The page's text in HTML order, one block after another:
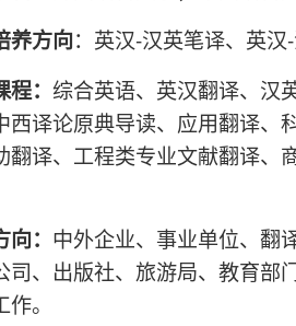
养方向：英汉-汉英笔译、英汉
： 综合英语、英汉翻译、汉
西译论原典导读、应用翻译、
翻译、工程类专业文献翻译、
： 中外企业、事业单位、翻
司、出版社、旅游局、教育部
。